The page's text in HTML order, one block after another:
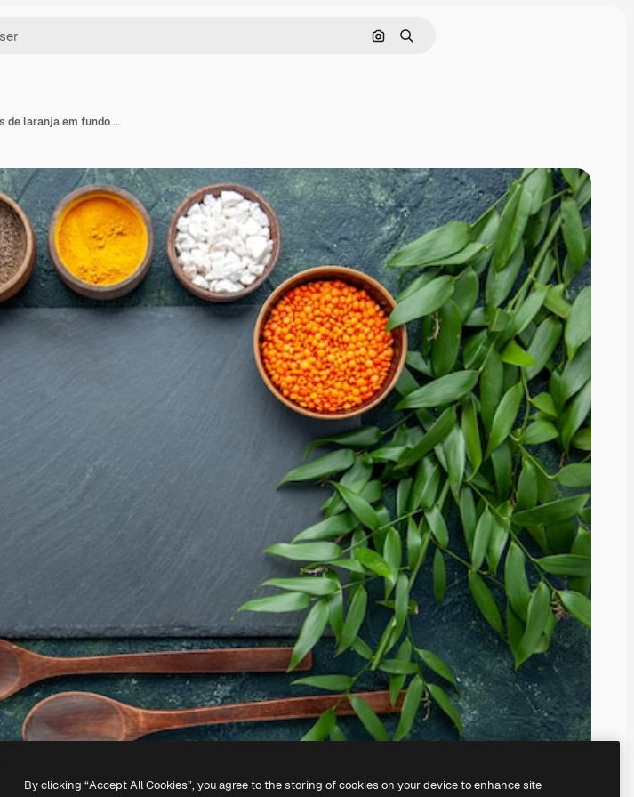
Pesquisar por imagem
Buscar
Vista de cima temperos diferentes com alho e lentilhas de laranja em fundo azul escuro foto comida picante pimenta picante sopa de semente afiada
By clicking “Accept All Cookies”, you agree to the storing of cookies on your device to enhance site